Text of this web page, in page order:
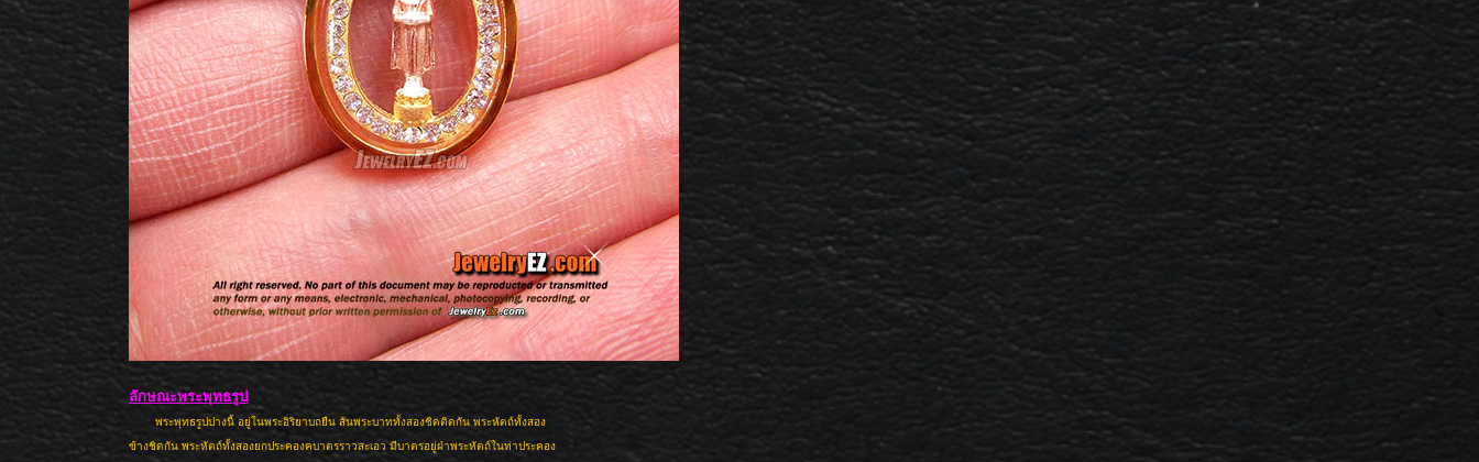
ลักษณะพระพุทธรูป
พระพุทธรูปปางนี้ อยู่ในพระอิริยาบถยืน ส้นพระบาททั้งสองชิดติดกัน พระหัตถ์ทั้งสอง
ข้างชิดกัน พระหัตถ์ทั้งสองยกประคองคบาตรราวสะเอว มีบาตรอยู่ฝ่าพระหัตถ์ในท่าประคอง